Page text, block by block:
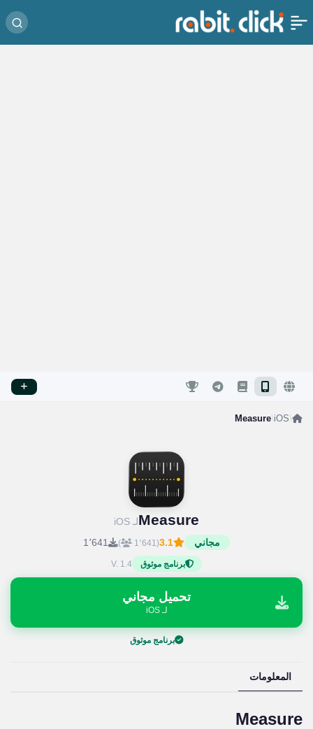
/
iOS
/
Measure
Measureلـ iOS
مجاني
3.1(1٬641 ) 1٬641
برنامج موثوق V. 1.4
تحميل مجاني
لـ iOS
برنامج موثوق
المعلومات
Measure